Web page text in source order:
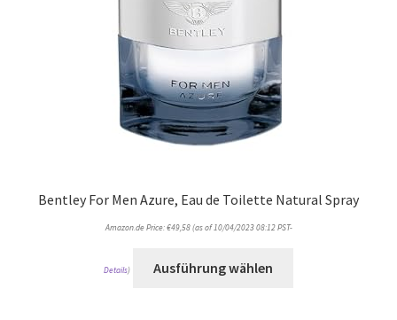
Bentley For Men Azure, Eau de Toilette Natural Spray
Amazon.de Price:€49,58(as of 10/04/2023 08:12 PST-
Details) Ausführung wählen